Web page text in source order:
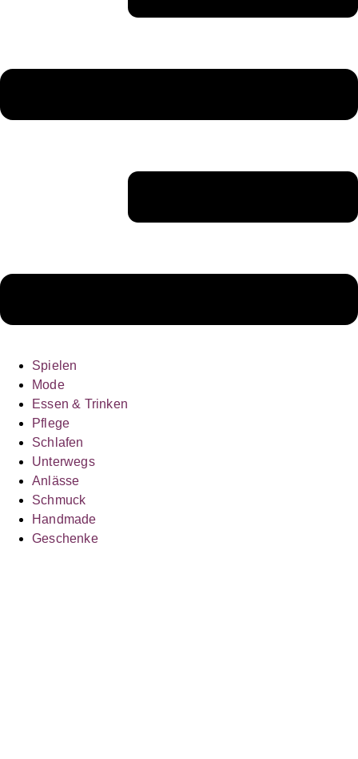
Spielen
Mode
Essen & Trinken
Pflege
Schlafen
Unterwegs
Anlässe
Schmuck
Handmade
Geschenke